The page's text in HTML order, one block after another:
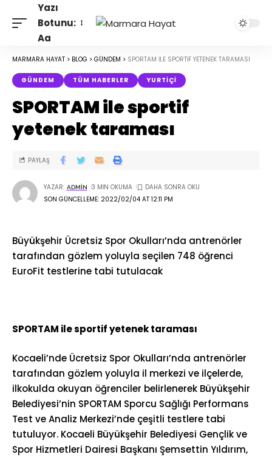
Yazı
Botunu:
Aa
MARMARA HAYAT > BLOG > GÜNDEM > SPORTAM ILE SPORTIF YETENEK TARAMASI
GÜNDEM TÜM HABERLER YURTIÇI
SPORTAM ile sportif
yetenek taraması
SON GÜNCELLEME: 2022/02/04 AT 12:11 PM
YAZAR: ADMIN 3 MIN OKUMA
PAYLAŞ
Büyükşehir Ücretsiz Spor Okulları’nda antrenörler
tarafından gözlem yoluyla seçilen 748 öğrenci
EuroFit testlerine tabi tutulacak
SPORTAM ile sportif yetenek taraması
Kocaeli’nde Ücretsiz Spor Okulları’nda antrenörler
tarafından gözlem yoluyla il merkezi ve ilçelerde,
ilkokulda okuyan öğrenciler belirlenerek Büyükşehir
Belediyesi’nin SPORTAM Sporcu Sağlığı Performans
Test ve Analiz Merkezi’nde çeşitli testlere tabi
tutuluyor. Kocaeli Büyükşehir Belediyesi Gençlik ve
Spor Hizmetleri Dairesi Başkanı Şemsettin Yıldırım,